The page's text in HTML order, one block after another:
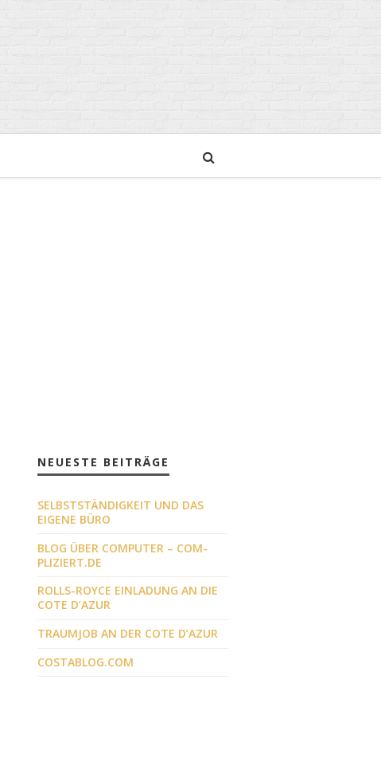
NEUESTE BEITRÄGE
SELBSTSTÄNDIGKEIT UND DAS
EIGENE BÜRO
BLOG ÜBER COMPUTER – COM-
PLIZIERT.DE
ROLLS-ROYCE EINLADUNG AN DIE
COTE D’AZUR
TRAUMJOB AN DER COTE D’AZUR
COSTABLOG.COM